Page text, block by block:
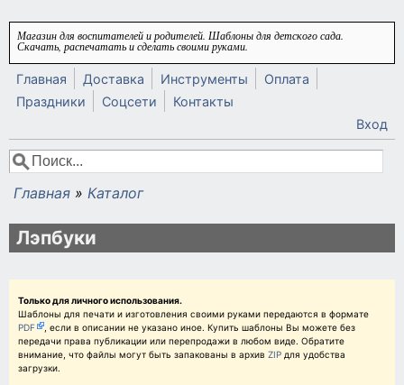
Перейти к основному содержанию
Магазин для воспитателей и родителей. Шаблоны для детского сада.
Скачать, распечатать и сделать своими руками.
Главная Доставка Инструменты
Оплата
Праздники
Соцсети
Контакты
Вход
Форма поиска
Поиск
Вы здесь
Главная » Каталог
Лэпбуки
Только для личного использования.
Шаблоны для печати и изготовления своими руками передаются в формате
PDF
, если в описании не указано иное. Купить шаблоны Вы можете без
передачи права публикации или перепродажи в любом виде. Обратите
внимание, что файлы могут быть запакованы в архив ZIP для удобства
загрузки.